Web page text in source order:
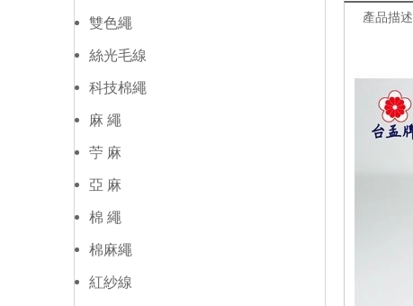
雙色繩
絲光毛線
科技棉繩
麻 繩
苧 麻
亞 麻
棉 繩
棉麻繩
紅紗線
產品描述